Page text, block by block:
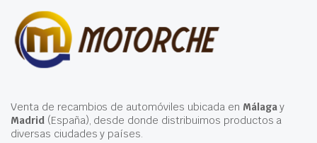
Venta de recambios de automóviles ubicada en Málagay
Madrid(España), desde donde distribuimos productos a
diversas ciudades y países.